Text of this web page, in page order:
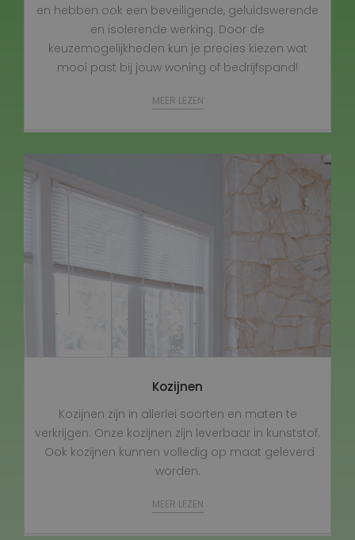
en hebben ook een beveiligende, geluidswerende
en isolerende werking. Door de
keuzemogelijkheden kun je precies kiezen wat
mooi past bij jouw woning of bedrijfspand!
MEER LEZEN
Kozijnen
Kozijnen zijn in allerlei soorten en maten te
verkrijgen. Onze kozijnen zijn leverbaar in kunststof.
Ook kozijnen kunnen volledig op maat geleverd
worden.
MEER LEZEN